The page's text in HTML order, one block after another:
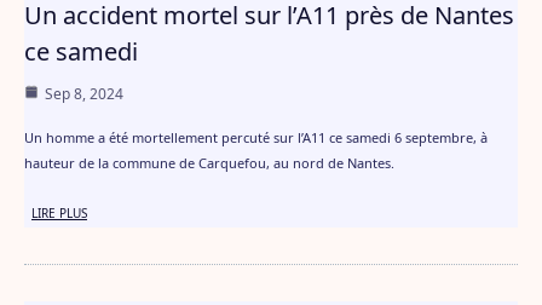
Un accident mortel sur l’A11 près de Nantes
ce samedi
Sep 8, 2024
Un homme a été mortellement percuté sur l’A11 ce samedi 6 septembre, à
hauteur de la commune de Carquefou, au nord de Nantes.
LIRE PLUS